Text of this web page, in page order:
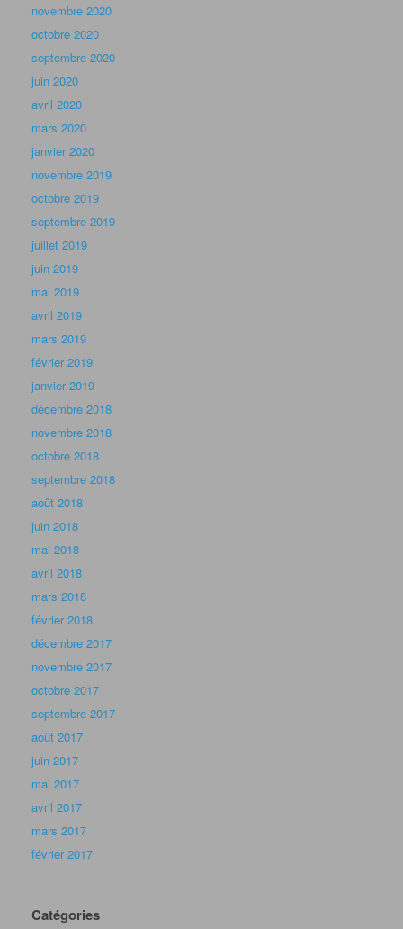
novembre 2020
octobre 2020
septembre 2020
juin 2020
avril 2020
mars 2020
janvier 2020
novembre 2019
octobre 2019
septembre 2019
juillet 2019
juin 2019
mai 2019
avril 2019
mars 2019
février 2019
janvier 2019
décembre 2018
novembre 2018
octobre 2018
septembre 2018
août 2018
juin 2018
mai 2018
avril 2018
mars 2018
février 2018
décembre 2017
novembre 2017
octobre 2017
septembre 2017
août 2017
juin 2017
mai 2017
avril 2017
mars 2017
février 2017
Catégories